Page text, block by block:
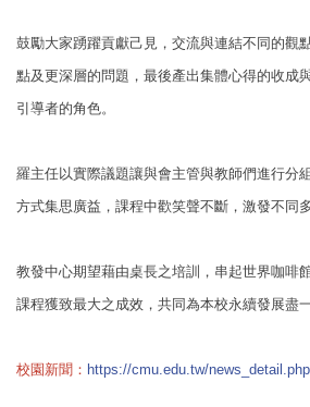
鼓勵大家踴躍貢獻己見，交流與連結不同的觀
點及更深層的問題，最後產出集體心得的收成
引導者的角色。
羅主任以實際議題讓與會主管與教師們進行分
方式集思廣益，課程中歡笑聲不斷，激發不同
教發中心期望藉由桌長之培訓，串起世界咖啡
課程獲致最大之成效，共同為本校永續發展盡一
校園新聞： https://cmu.edu.tw/